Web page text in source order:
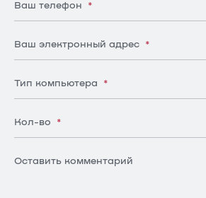
Ваш телефон *
Ваш электронный адрес *
Тип компьютера *
Кол-во *
Оставить комментарий